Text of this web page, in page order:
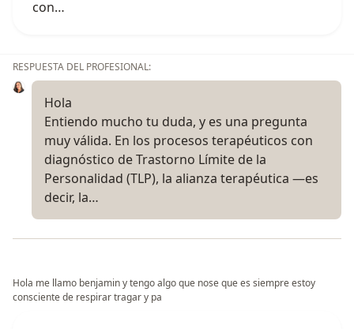
con…
RESPUESTA DEL PROFESIONAL:
Hola
Entiendo mucho tu duda, y es una pregunta
muy válida. En los procesos terapéuticos con
diagnóstico de Trastorno Límite de la
Personalidad (TLP), la alianza terapéutica —es
decir, la…
Hola me llamo benjamin y tengo algo que nose que es siempre estoy
consciente de respirar tragar y pa